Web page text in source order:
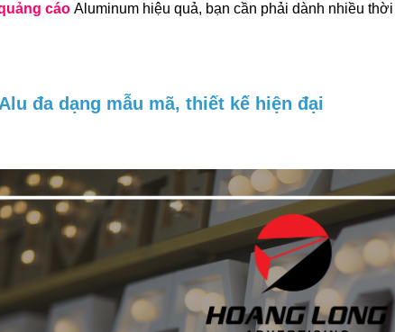
cáo Aluminum hiệu quả, bạn cần phải dành nhiều
đa dạng mẫu mã, thiết kế hiện đại